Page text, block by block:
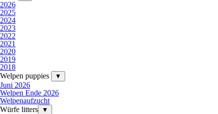
2026
2025
2024
2023
2022
2021
2020
2019
2018
Welpen puppies
▼
Juni 2026
Welpen Ende 2026
Welpenaufzucht
Würfe litters
▼